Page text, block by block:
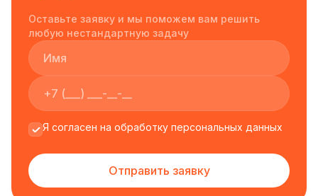
Оставьте заявку и мы поможем вам решить
любую нестандартную задачу
Я согласен на обработку персональных данных
Отправить заявку